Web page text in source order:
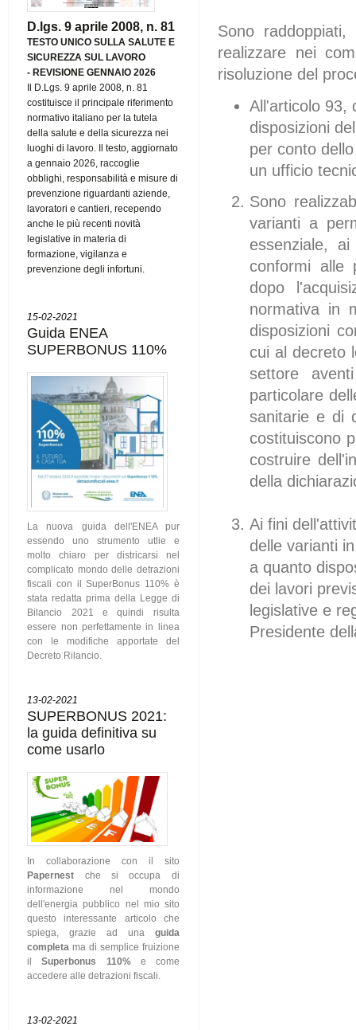
D.lgs. 9 aprile 2008, n. 81
TESTO UNICO SULLA SALUTE E
SICUREZZA SUL LAVORO
- REVISIONE GENNAIO 2026
Il D.Lgs. 9 aprile 2008, n. 81
costituisce il principale riferimento
normativo italiano per la tutela
della salute e della sicurezza nei
luoghi di lavoro. Il testo, aggiornato
a gennaio 2026, raccoglie
obblighi, responsabilità e misure di
prevenzione riguardanti aziende,
lavoratori e cantieri, recependo
anche le più recenti novità
legislative in materia di
formazione, vigilanza e
prevenzione degli infortuni.
15-02-2021
Guida ENEA
SUPERBONUS 110%
La nuova guida dell'ENEA pur
essendo uno strumento utlie e
molto chiaro per districarsi nel
complicato mondo delle detrazioni
fiscali con il SuperBonus 110% è
stata redatta prima della Legge di
Bilancio 2021 e quindi risulta
essere non perfettamente in linea
con le modifiche apportate del
Decreto Rilancio.
13-02-2021
SUPERBONUS 2021:
la guida definitiva su
come usarlo
In collaborazione con il sito
Papernest che si occupa di
informazione nel mondo
dell'energia pubblico nel mio sito
questo interessante articolo che
spiega, grazie ad una guida
completa ma di semplice fruizione
ilSuperbonus 110%e come
accedere alle detrazioni fiscali.
13-02-2021
Sono
realizzare nei
risoluzione del
All'articolo 93,
disposizioni
per conto
un ufficio
Sono
varianti a
essenziale,
conformi alle
dopo
normativa in
disposizioni
cui al decreto
settore
particolare
sanitarie e di
costituiscono
costruire
della
Ai fini
delle varianti
a quanto
dei lavori
legislative e
Presidente